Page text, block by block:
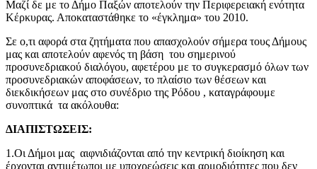
Μαζί δε με το Δήμο Παξών αποτελούν την Περιφερειακή ενότητα
Κέρκυρας. Αποκαταστάθηκε το «έγκλημα» του 2010.
Σε ο,τι αφορά στα ζητήματα που απασχολούν σήμερα τους Δήμους
μας και αποτελούν αφενός τη βάση του σημερινού
προσυνεδριακού διαλόγου, αφετέρου με το συγκερασμό όλων των
προσυνεδριακών αποφάσεων, το πλαίσιο των θέσεων και
διεκδικήσεων μας στο συνέδριο της Ρόδου , καταγράφουμε
συνοπτικά τα ακόλουθα:
ΔΙΑΠΙΣΤΩΣΕΙΣ:
1.Οι Δήμοι μας αιφνιδιάζονται από την κεντρική διοίκηση και
έρχονται αντιμέτωποι με υποχρεώσεις και αρμοδιότητες που δεν